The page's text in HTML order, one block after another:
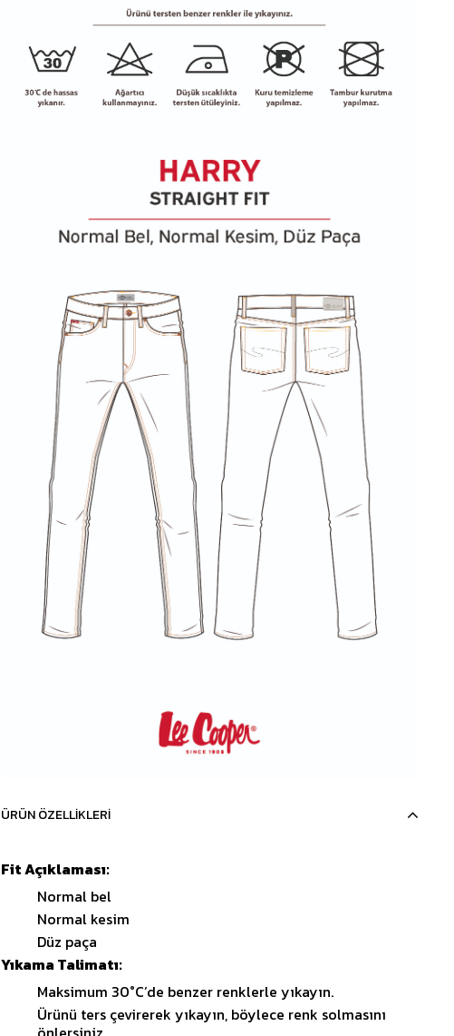
ÜRÜN ÖZELLIKLERI
Fit Açıklaması:
Normal bel
Normal kesim
Düz paça
Yıkama Talimatı:
Maksimum 30°C’de benzer renklerle yıkayın.
Ürünü ters çevirerek yıkayın, böylece renk solmasını